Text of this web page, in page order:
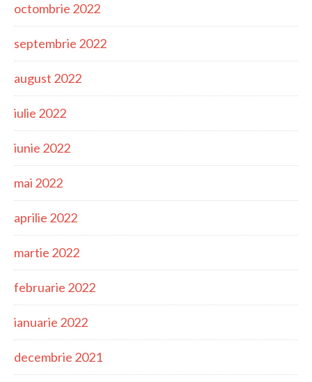
octombrie 2022
septembrie 2022
august 2022
iulie 2022
iunie 2022
mai 2022
aprilie 2022
martie 2022
februarie 2022
ianuarie 2022
decembrie 2021